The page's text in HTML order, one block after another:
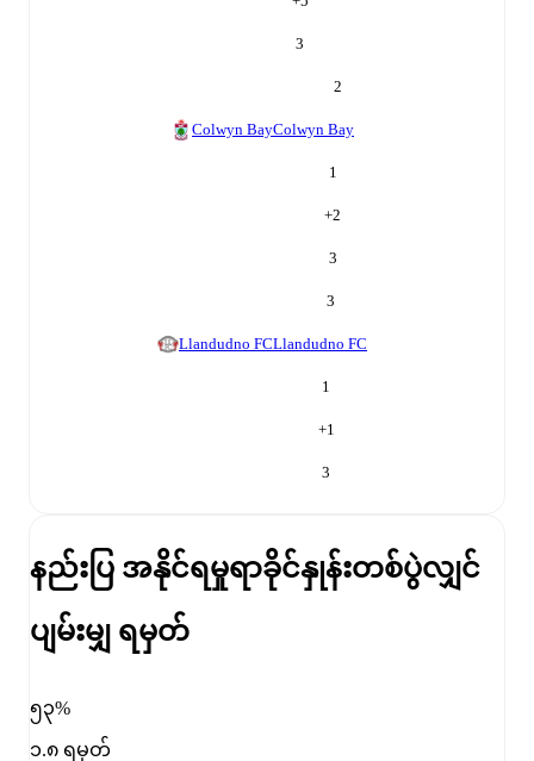
3
2
Colwyn BayColwyn Bay
1
+2
3
3
Llandudno FCLlandudno FC
1
+1
3
နည်းပြ အနိုင်ရမှုရာခိုင်နှုန်းတစ်ပွဲလျှင်
ပျမ်းမျှ ရမှတ်
၅၃%
၁.၈ ရမှတ်